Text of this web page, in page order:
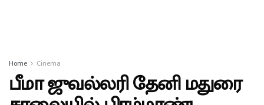
Home Cinema
பீமா ஜுவல்லரி தேனி மதுரை